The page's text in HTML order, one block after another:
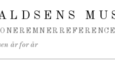
EMNER
år for år